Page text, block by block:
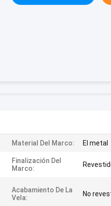
Material Del Marco: El metal
Finalización Del
Marco:
Acabamiento De La
Vela:
No